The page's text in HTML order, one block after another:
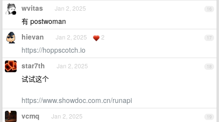
16
wvitas Jan 2, 2025
有 postwoman
17
hievan Jan 2, 2025 2
https://hoppscotch.io
18
star7th Jan 2, 2025
试试这个
https://www.showdoc.com.cn/runapi
19
vcmq Jan 2, 2025